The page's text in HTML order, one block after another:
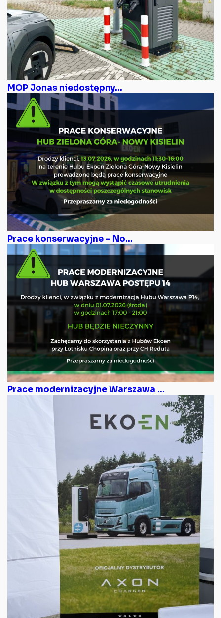
MOP Jonas niedostępny...
Prace konserwacyjne – No...
Prace modernizacyjne Warszawa ...